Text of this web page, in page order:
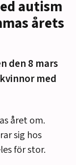
autism
årets
den 8 mars
med
året om.
sig hos
för stor.